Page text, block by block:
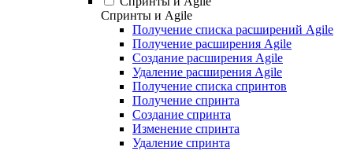
Спринты и Agile
Получение списка расширений Agile
Получение расширения Agile
Создание расширения Agile
Удаление расширения Agile
Получение списка спринтов
Получение спринта
Создание спринта
Изменение спринта
Удаление спринта